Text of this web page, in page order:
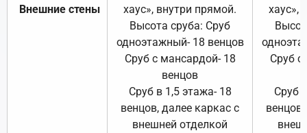
Внешние стены
хаус», внутри прямой.
Высота сруба: Сруб
одноэтажный- 18 венцов
Сруб с мансардой- 18
венцов
Сруб в 1,5 этажа- 18
венцов, далее каркас с
внешней отделкой
хаус»,
Сруб с
Сруб